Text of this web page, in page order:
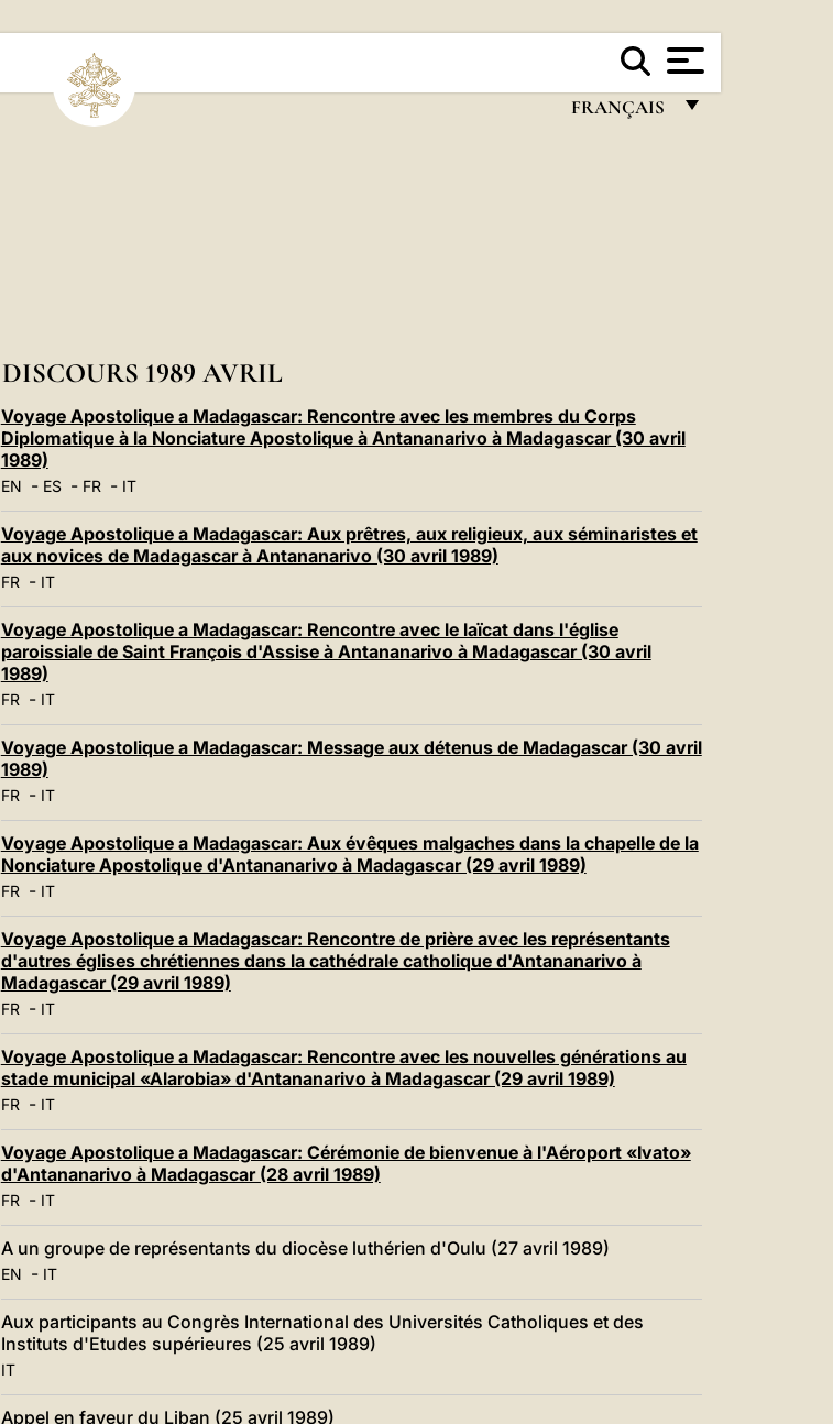
FRANÇAIS
POLSKI
العربيّة
LATINE
DISCOURS 1989 AVRIL
Voyage Apostolique a Madagascar: Rencontre avec les membres du Corps
Diplomatique à la Nonciature Apostolique à Antananarivo à Madagascar (30 avril
1989)
EN - ES- FR- IT
Voyage Apostolique a Madagascar: Aux prêtres, aux religieux, aux séminaristes et
aux novices de Madagascar à Antananarivo (30 avril 1989)
FR- IT
Voyage Apostolique a Madagascar: Rencontre avec le laïcat dans l'église
paroissiale de Saint François d'Assise à Antananarivo à Madagascar (30 avril
1989)
FR- IT
Voyage Apostolique a Madagascar: Message aux détenus de Madagascar (30 avril
1989)
FR- IT
Voyage Apostolique a Madagascar: Aux évêques malgaches dans la chapelle de la
Nonciature Apostolique d'Antananarivo à Madagascar (29 avril 1989)
FR- IT
Voyage Apostolique a Madagascar: Rencontre de prière avec les représentants
d'autres églises chrétiennes dans la cathédrale catholique d'Antananarivo à
Madagascar (29 avril 1989)
FR- IT
Voyage Apostolique a Madagascar: Rencontre avec les nouvelles générations au
stade municipal «Alarobia» d'Antananarivo à Madagascar (29 avril 1989)
FR- IT
Voyage Apostolique a Madagascar: Cérémonie de bienvenue à l'Aéroport «Ivato»
d'Antananarivo à Madagascar (28 avril 1989)
FR- IT
A un groupe de représentants du diocèse luthérien d'Oulu (27 avril 1989)
EN - IT
Aux participants au Congrès International des Universités Catholiques et des
Instituts d'Etudes supérieures (25 avril 1989)
IT
Appel en faveur du Liban (25 avril 1989)